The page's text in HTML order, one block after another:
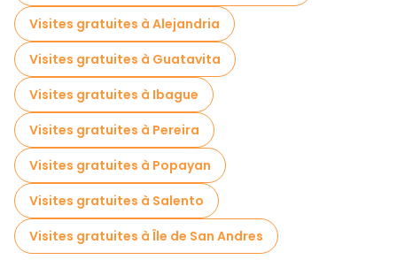
Visites gratuites à Alejandria
Visites gratuites à Guatavita
Visites gratuites à Ibague
Visites gratuites à Pereira
Visites gratuites à Popayan
Visites gratuites à Salento
Visites gratuites à Île de San Andres